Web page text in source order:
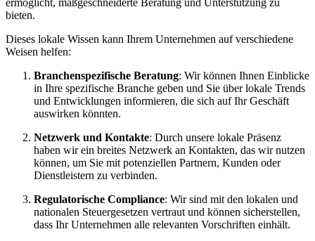
bieten.
Dieses lokale Wissen kann Ihrem Unternehmen auf verschiedene
Weisen helfen:
Branchenspezifische Beratung: Wir können Ihnen Einblicke
in Ihre spezifische Branche geben und Sie über lokale Trends
und Entwicklungen informieren, die sich auf Ihr Geschäft
auswirken könnten.
Netzwerk und Kontakte: Durch unsere lokale Präsenz
haben wir ein breites Netzwerk an Kontakten, das wir nutzen
können, um Sie mit potenziellen Partnern, Kunden oder
Dienstleistern zu verbinden.
Regulatorische Compliance: Wir sind mit den lokalen und
nationalen Steuergesetzen vertraut und können sicherstellen,
dass Ihr Unternehmen alle relevanten Vorschriften einhält.